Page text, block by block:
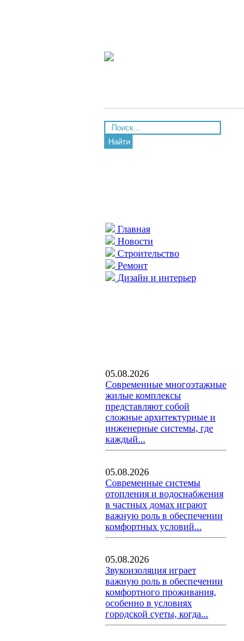
Найти
Главная
Новости
Строительство
Ремонт
Дизайн и интерьер
05.08.2026
Современные многоэтажные
жилые комплексы
представляют собой
сложные архитектурные и
инженерные системы, где
каждый...
05.08.2026
Современные системы
отопления и водоснабжения
в частных домах играют
важную роль в обеспечении
комфортных условий...
05.08.2026
Звукоизоляция играет
важную роль в обеспечении
комфортного проживания,
особенно в условиях
городской суеты, когда...